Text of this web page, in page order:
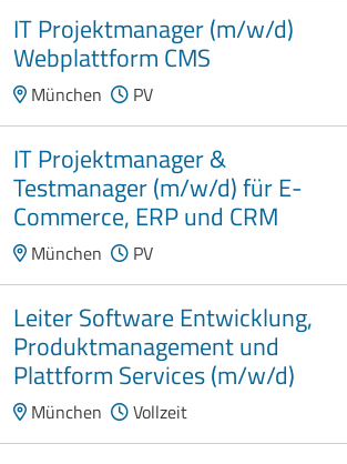
IT Projektmanager (m/w/d)
Webplattform CMS
München PV
IT Projektmanager &
Testmanager (m/w/d) für E-
Commerce, ERP und CRM
München PV
Leiter Software Entwicklung,
Produktmanagement und
Plattform Services (m/w/d)
München Vollzeit